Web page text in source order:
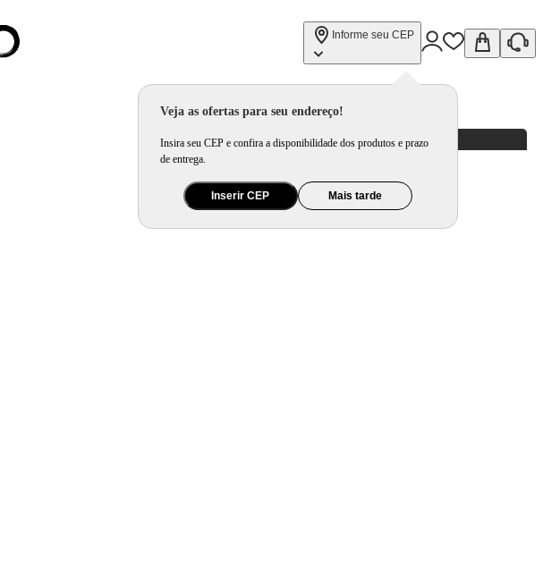
Informe seu CEP
Veja as ofertas para seu endereço!
Insira seu CEP e confira a disponibilidade dos produtos e prazo
de entrega.
Inserir CEP Mais tarde